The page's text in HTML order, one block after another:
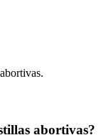
abortivas?